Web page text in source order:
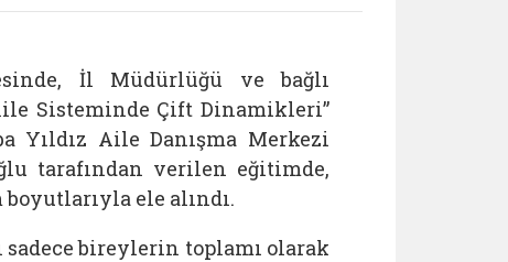
İl Müdürlüğü ve bağlı
Sisteminde Çift Dinamikleri”
Yıldız Aile Danışma Merkezi
tarafından verilen eğitimde,
ele alındı.
sadece bireylerin toplamı olarak